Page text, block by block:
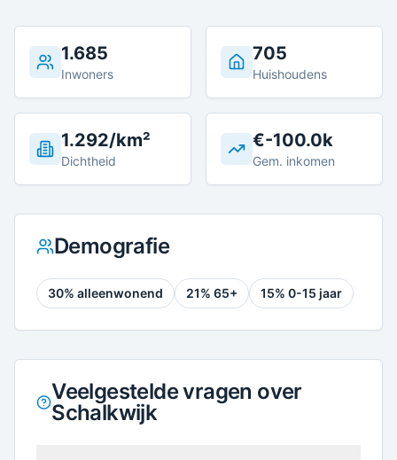
1.685
Inwoners
705
Huishoudens
1.292/km²
Dichtheid
€-100.0k
Gem. inkomen
Demografie
30% alleenwonend 21% 65+ 15% 0-15 jaar
Veelgestelde vragen over
Schalkwijk